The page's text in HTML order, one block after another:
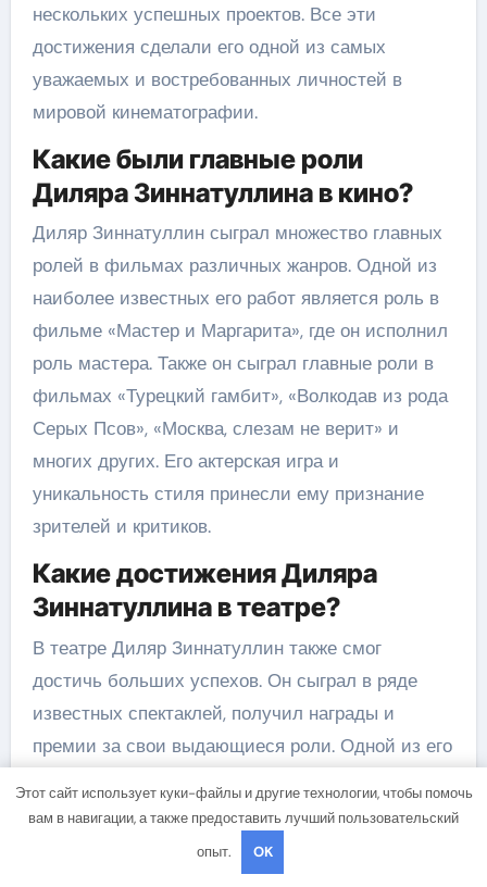
нескольких успешных проектов. Все эти
достижения сделали его одной из самых
уважаемых и востребованных личностей в
мировой кинематографии.
Какие были главные роли
Диляра Зиннатуллина в кино?
Диляр Зиннатуллин сыграл множество главных
ролей в фильмах различных жанров. Одной из
наиболее известных его работ является роль в
фильме «Мастер и Маргарита», где он исполнил
роль мастера. Также он сыграл главные роли в
фильмах «Турецкий гамбит», «Волкодав из рода
Серых Псов», «Москва, слезам не верит» и
многих других. Его актерская игра и
уникальность стиля принесли ему признание
зрителей и критиков.
Какие достижения Диляра
Зиннатуллина в театре?
В театре Диляр Зиннатуллин также смог
достичь больших успехов. Он сыграл в ряде
известных спектаклей, получил награды и
премии за свои выдающиеся роли. Одной из его
Харламова в спектакле «Горе от ума». Его
актерская мастерство и яркая интерпретация
роли сделали этот спектакль одним из самых
Этот сайт использует куки-файлы и другие технологии, чтобы помочь
вам в навигации, а также предоставить лучший пользовательский
опыт.
OK